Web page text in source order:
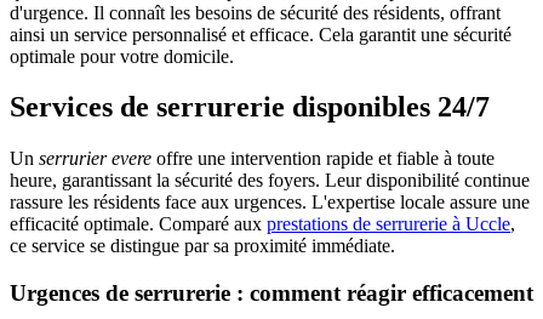
d'urgence. Il connaît les besoins de sécurité des résidents, offrant
ainsi un service personnalisé et efficace. Cela garantit une sécurité
optimale pour votre domicile.
Services de serrurerie disponibles 24/7
Un serrurier evere offre une intervention rapide et fiable à toute
heure, garantissant la sécurité des foyers. Leur disponibilité continue
rassure les résidents face aux urgences. L'expertise locale assure une
efficacité optimale. Comparé aux prestations de serrurerie à Uccle,
ce service se distingue par sa proximité immédiate.
Urgences de serrurerie : comment réagir efficacement